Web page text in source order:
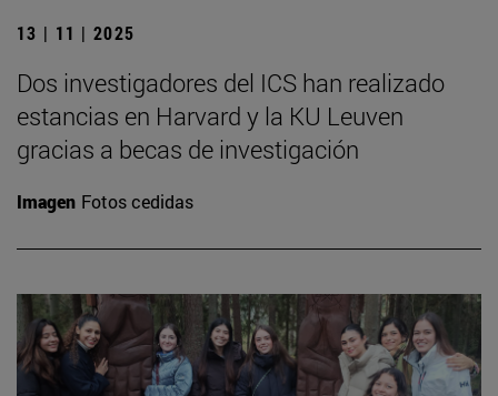
13 | 11 | 2025
Dos investigadores del ICS han realizado
estancias en Harvard y la KU Leuven
gracias a becas de investigación
Imagen Fotos cedidas